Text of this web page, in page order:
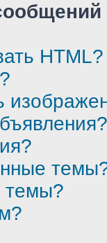
HTML?
темы?